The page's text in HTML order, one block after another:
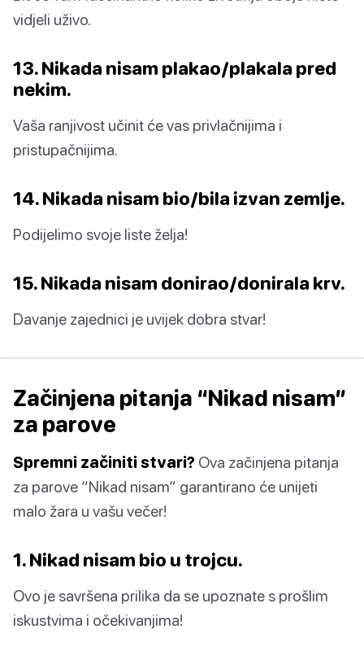
vidjeli uživo.
13. Nikada nisam plakao/plakala pred
nekim.
Vaša ranjivost učinit će vas privlačnijima i
pristupačnijima.
14. Nikada nisam bio/bila izvan zemlje.
Podijelimo svoje liste želja!
15. Nikada nisam donirao/donirala krv.
Davanje zajednici je uvijek dobra stvar!
Začinjena pitanja “Nikad nisam”
za parove
Spremni začiniti stvari? Ova začinjena pitanja
za parove “Nikad nisam” garantirano će unijeti
malo žara u vašu večer!
1. Nikad nisam bio u trojcu.
Ovo je savršena prilika da se upoznate s prošlim
iskustvima i očekivanjima!